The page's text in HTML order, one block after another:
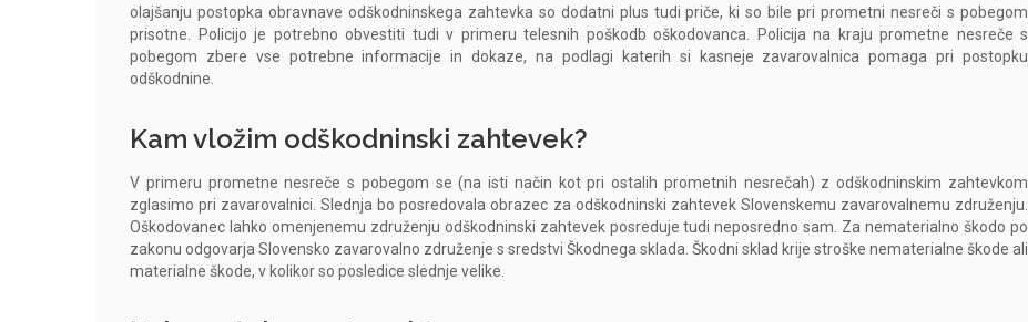
olajšanju postopka obravnave odškodninskega zahtevka so dodatni plus tudi priče, ki so bile pri prometni nesreči s pobegom
prisotne. Policijo je potrebno obvestiti tudi v primeru telesnih poškodb oškodovanca. Policija na kraju prometne nesreče s
pobegom zbere vse potrebne informacije in dokaze, na podlagi katerih si kasneje zavarovalnica pomaga pri postopku
odškodnine.
Kam vložim odškodninski zahtevek?
V primeru prometne nesreče s pobegom se (na isti način kot pri ostalih prometnih nesrečah) z odškodninskim zahtevkom
zglasimo pri zavarovalnici. Slednja bo posredovala obrazec za odškodninski zahtevek Slovenskemu zavarovalnemu združenju.
Oškodovanec lahko omenjenemu združenju odškodninski zahtevek posreduje tudi neposredno sam. Za nematerialno škodo po
zakonu odgovarja Slovensko zavarovalno združenje s sredstvi Škodnega sklada. Škodni sklad krije stroške nematerialne škode ali
materialne škode, v kolikor so posledice slednje velike.